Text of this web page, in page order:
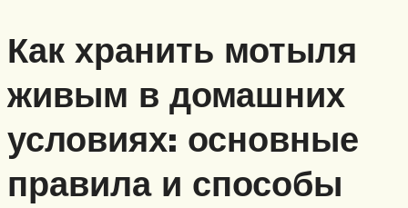
Как хранить мотыля
живым в домашних
условиях: основные
правила и способы